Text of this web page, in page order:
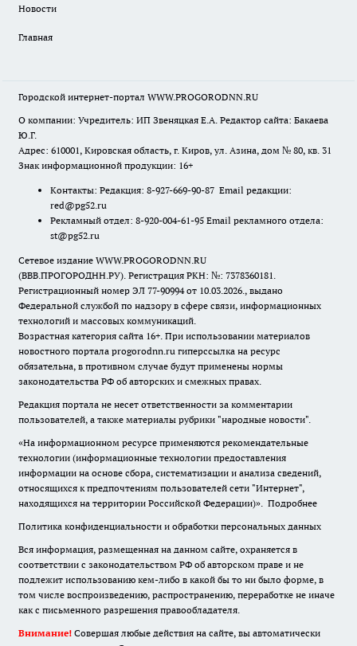
Новости
Главная
Городской интернет-портал WWW.PROGORODNN.RU
О компании: Учредитель: ИП Звеняцкая Е.А. Редактор сайта: Бакаева
Ю.Г.
Адрес: 610001, Кировская область, г. Киров, ул. Азина, дом № 80, кв. 31
Знак информационной продукции: 16+
Контакты: Редакция: 8-927-669-90-87 Email редакции:
red@pg52.ru
Рекламный отдел: 8-920-004-61-95 Email рекламного отдела:
st@pg52.ru
Сетевое издание WWW.PROGORODNN.RU
(ВВВ.ПРОГОРОДНН.РУ). Регистрация РКН: №: 7378360181.
Регистрационный номер ЭЛ 77-90994 от 10.03.2026., выдано
Федеральной службой по надзору в сфере связи, информационных
технологий и массовых коммуникаций.
Возрастная категория сайта 16+. При использовании материалов
новостного портала progorodnn.ru гиперссылка на ресурс
обязательна, в противном случае будут применены нормы
законодательства РФ об авторских и смежных правах.
Редакция портала не несет ответственности за комментарии
пользователей, а также материалы рубрики "народные новости".
«На информационном ресурсе применяются рекомендательные
технологии (информационные технологии предоставления
информации на основе сбора, систематизации и анализа сведений,
относящихся к предпочтениям пользователей сети "Интернет",
находящихся на территории Российской Федерации)». Подробнее
Политика конфиденциальности и обработки персональных данных
Вся информация, размещенная на данном сайте, охраняется в
соответствии с законодательством РФ об авторском праве и не
подлежит использованию кем-либо в какой бы то ни было форме, в
том числе воспроизведению, распространению, переработке не иначе
как с письменного разрешения правообладателя.
Внимание! Совершая любые действия на сайте, вы автоматически